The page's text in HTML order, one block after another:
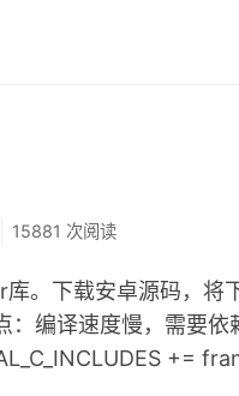
15881 次阅读
。下载安卓源码，
编译速度慢，需要
+=